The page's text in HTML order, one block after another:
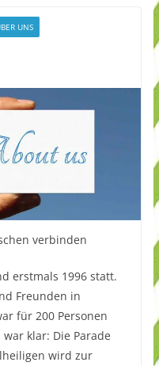
UNS
verbinden
erstmals 1996 statt.
Freunden in
für 200 Personen
klar: Die Parade
wird zur